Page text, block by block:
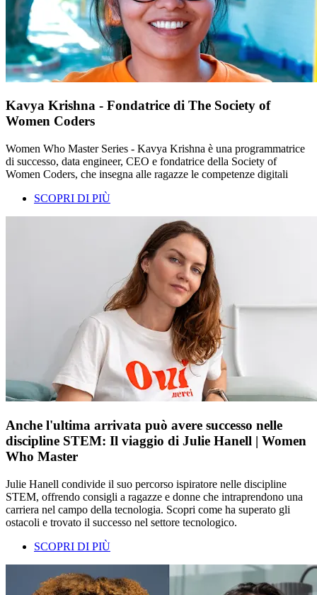
Kavya Krishna - Fondatrice di The Society of
Women Coders
Women Who Master Series - Kavya Krishna è una programmatrice
di successo, data engineer, CEO e fondatrice della Society of
Women Coders, che insegna alle ragazze le competenze digitali
SCOPRI DI PIÙ
Anche l'ultima arrivata può avere successo nelle
discipline STEM: Il viaggio di Julie Hanell | Women
Who Master
Julie Hanell condivide il suo percorso ispiratore nelle discipline
STEM, offrendo consigli a ragazze e donne che intraprendono una
carriera nel campo della tecnologia. Scopri come ha superato gli
ostacoli e trovato il successo nel settore tecnologico.
SCOPRI DI PIÙ